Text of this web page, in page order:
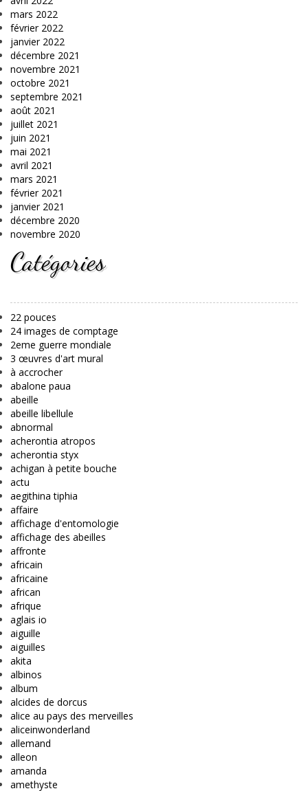
mars 2022
février 2022
janvier 2022
décembre 2021
novembre 2021
octobre 2021
septembre 2021
août 2021
juillet 2021
juin 2021
mai 2021
avril 2021
mars 2021
février 2021
janvier 2021
décembre 2020
novembre 2020
Catégories
22 pouces
24 images de comptage
2eme guerre mondiale
3 œuvres d'art mural
à accrocher
abalone paua
abeille
abeille libellule
abnormal
acherontia atropos
acherontia styx
achigan à petite bouche
actu
aegithina tiphia
affaire
affichage d'entomologie
affichage des abeilles
affronte
africain
africaine
african
afrique
aglais io
aiguille
aiguilles
akita
albinos
album
alcides de dorcus
alice au pays des merveilles
aliceinwonderland
allemand
alleon
amanda
amethyste